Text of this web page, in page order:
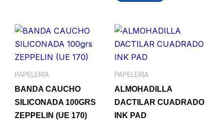
PAPELERIA
BANDA CAUCHO
SILICONADA 100GRS
ZEPPELIN (UE 170)
PAPELERIA
ALMOHADILLA
DACTILAR CUADRADO
INK PAD